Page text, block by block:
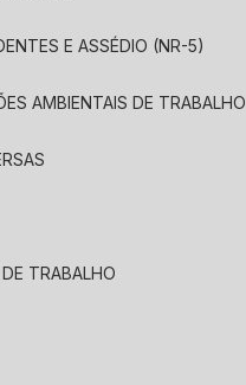
E ASSÉDIO (NR-5)
AMBIENTAIS DE TRABALHO
TRABALHO